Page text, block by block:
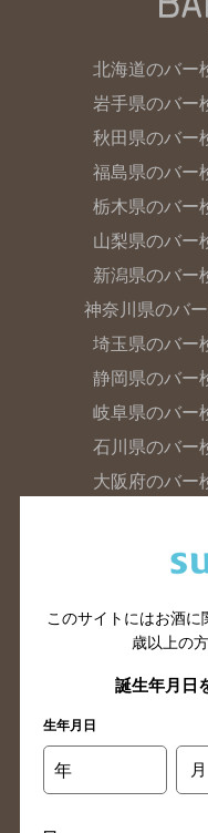
北海道のバー
岩手県のバー
秋田県のバー
福島県のバー
栃木県のバー
山梨県のバー
新潟県のバー
神奈川県のバ
埼玉県のバー
静岡県のバー
岐阜県のバー
石川県のバー
大阪府のバー
滋賀県のバー
山口県のバー
島根県のバー
香川県のバー
高知県のバー
長崎県のバー
大分県のバー
このサイトにはお酒に
歳以上の
誕生年月日
生年月日
年 月